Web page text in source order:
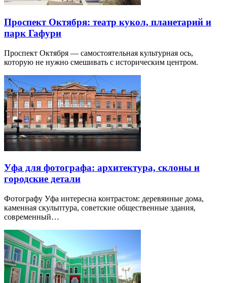
Проспект Октября: театр кукол, планетарий и
парк Гафури
Проспект Октября — самостоятельная культурная ось,
которую не нужно смешивать с историческим центром.
Уфа для фотографа: архитектура, склоны и
городские детали
Фотографу Уфа интересна контрастом: деревянные дома,
каменная скульптура, советские общественные здания,
современный…